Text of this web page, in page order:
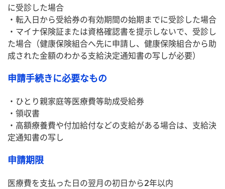
に受診した場合
・転入日から受給券の有効期間の始期までに受診した場合
・マイナ保険証または資格確認書を提示しないで、受診し
た場合（健康保険組合へ先に申請し、健康保険組合から助
成された金額のわかる支給決定通知書の写しが必要）
申請手続きに必要なもの
・ひとり親家庭等医療費等助成受給券
・領収書
・高額療養費や付加給付などの支給がある場合は、支給決
定通知書の写し
申請期限
医療費を支払った日の翌月の初日から2年以内